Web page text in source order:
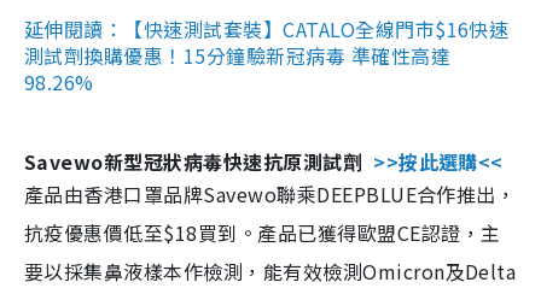
延伸閱讀：【快速測試套裝】CATALO全線門市$16快速
測試劑換購優惠！15分鐘驗新冠病毒 準確性高達
98.26%
Savewo新型冠狀病毒快速抗原測試劑 >>按此選購<<
產品由香港口罩品牌Savewo聯乘DEEPBLUE合作推出，
抗疫優惠價低至$18買到。產品已獲得歐盟CE認證，主
要以採集鼻液樣本作檢測，能有效檢測Omicron及Delta